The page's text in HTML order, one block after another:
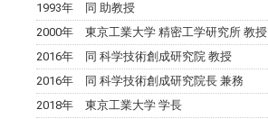
1993年 同 助教授
2000年 東京工業大学 精密工学研究所 教授
2016年 同 科学技術創成研究院 教授
2016年 同 科学技術創成研究院長 兼務
2018年 東京工業大学 学長